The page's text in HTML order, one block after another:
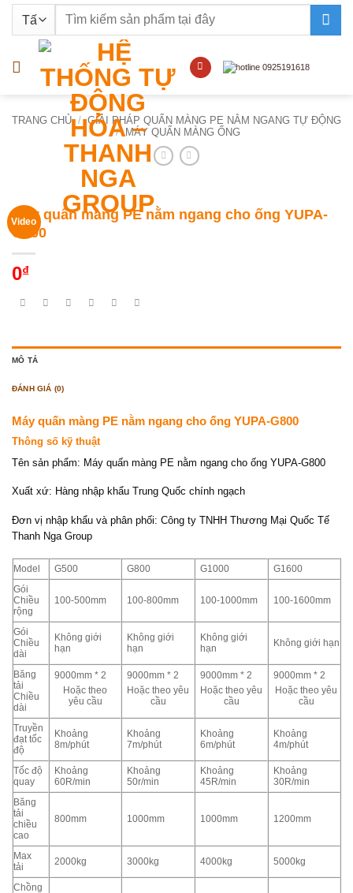
nội
Tìm
TRANG CHỦ / GIẢI PHÁP QUẤN MÀNG PE NẰM NGANG TỰ ĐỘNG
/ MÁY QUẤN MÀNG ỐNG
Video
Máy quấn màng PE nằm ngang cho ống YUPA-
G800
0₫
MÔ TẢ
ĐÁNH GIÁ (0)
Máy quấn màng PE nằm ngang cho ống YUPA-G800
Thông số kỹ thuật
Tên sản phẩm: Máy quấn màng PE nằm ngang cho ống YUPA-G800
Xuất xứ: Hàng nhập khẩu Trung Quốc chính ngạch
Đơn vị nhập khẩu và phân phối: Công ty TNHH Thương Mại Quốc Tế
Thanh Nga Group
Model G500 G800 G1000 G1600
Gói
Chiều
rộng
100-500mm 100-800mm 100-1000mm 100-1600mm
Gói
Chiều
dài
Không giới
hạn
Không giới
hạn
Không giới
hạn
Không giới hạn
Băng
tải
Chiều
dài
9000mm * 2
Hoặc theo
yêu cầu
9000mm * 2
Hoặc theo yêu
cầu
9000mm * 2
Hoặc theo yêu
cầu
9000mm * 2
Hoặc theo yêu
cầu
Truyền
đạt tốc
độ
Khoảng
8m/phút
Khoảng
7m/phút
Khoảng
6m/phút
Khoảng
4m/phút
Tốc độ
quay
Khoảng
60R/min
Khoảng
50r/min
Khoảng
45R/min
Khoảng
30R/min
Băng
tải
chiều
cao
800mm 1000mm 1000mm 1200mm
Max
tải
2000kg 3000kg 4000kg 5000kg
Chồng